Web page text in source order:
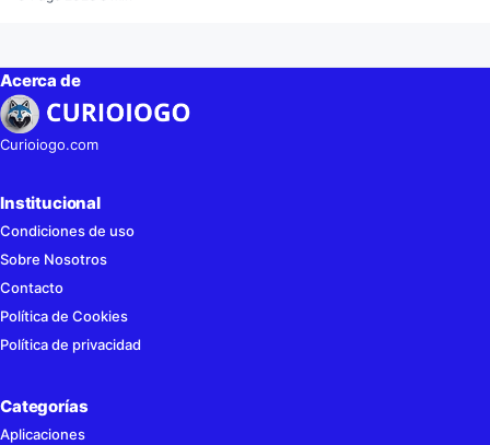
Acerca de
Curioiogo.com
Institucional
Condiciones de uso
Sobre Nosotros
Contacto
Política de Cookies
Política de privacidad
Categorías
Aplicaciones